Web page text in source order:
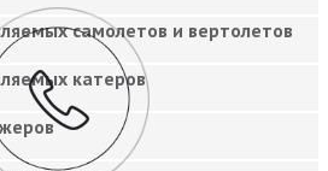
самолетов и вертолетов
катеров